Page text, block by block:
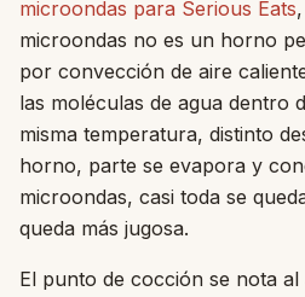
microondas para Serious Eats
microondas no es un horno
por convección de aire
las moléculas de agua dentro
misma temperatura, distinto
horno, parte se evapora y
microondas, casi toda se
queda más jugosa.
El punto de cocción se nota